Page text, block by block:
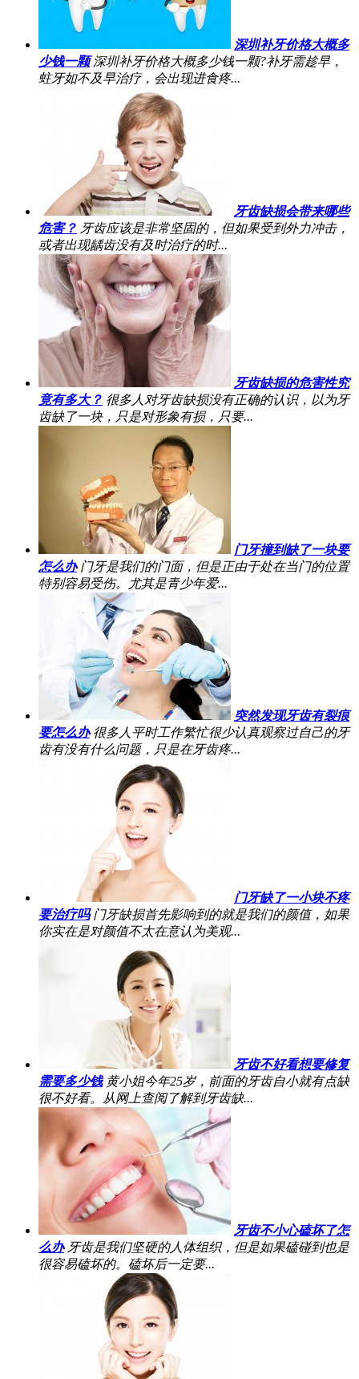
深圳补牙价格大概多
少钱一颗 深圳补牙价格大概多少钱一颗?补牙需趁早，
蛀牙如不及早治疗，会出现进食疼...
牙齿缺损会带来哪些
危害？ 牙齿应该是非常坚固的，但如果受到外力冲击，
或者出现龋齿没有及时治疗的时...
牙齿缺损的危害性究
竟有多大？ 很多人对牙齿缺损没有正确的认识，以为牙
齿缺了一块，只是对形象有损，只要...
门牙撞到缺了一块要
怎么办 门牙是我们的门面，但是正由于处在当门的位置
特别容易受伤。尤其是青少年爱...
突然发现牙齿有裂痕
要怎么办 很多人平时工作繁忙很少认真观察过自己的牙
齿有没有什么问题，只是在牙齿疼...
门牙缺了一小块不疼
要治疗吗 门牙缺损首先影响到的就是我们的颜值，如果
你实在是对颜值不太在意认为美观...
牙齿不好看想要修复
需要多少钱 黄小姐今年25岁，前面的牙齿自小就有点缺
很不好看。从网上查阅了解到牙齿缺...
牙齿不小心磕坏了怎
么办 牙齿是我们坚硬的人体组织，但是如果磕碰到也是
很容易磕坏的。磕坏后一定要...